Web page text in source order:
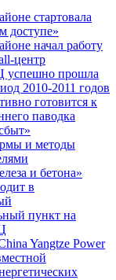
стартовала
доступе»
начал работу
центр
успешно прошла
2010-2011 годов
готовится к
паводка
и методы
и бетона»
в
пункт на
Yangtze Power